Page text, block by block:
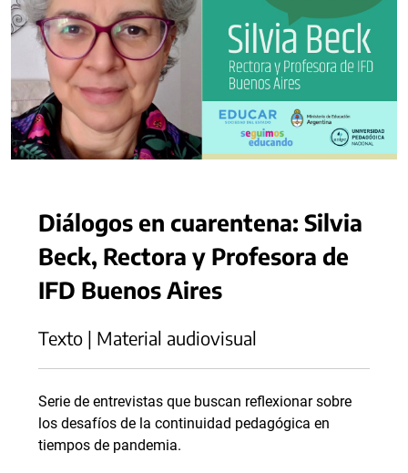
Diálogos en cuarentena: Silvia
Beck, Rectora y Profesora de
IFD Buenos Aires
Texto | Material audiovisual
Serie de entrevistas que buscan reflexionar sobre
los desafíos de la continuidad pedagógica en
tiempos de pandemia.